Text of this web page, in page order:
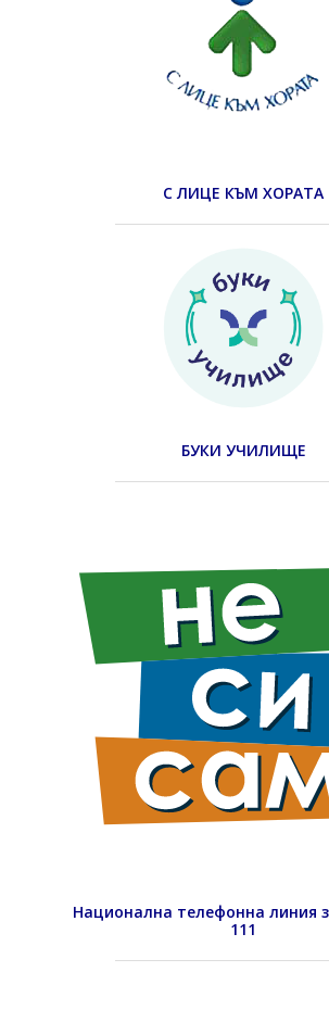
С ЛИЦЕ КЪМ ХОРАТА
БУКИ УЧИЛИЩЕ
Национална телефонна линия
111